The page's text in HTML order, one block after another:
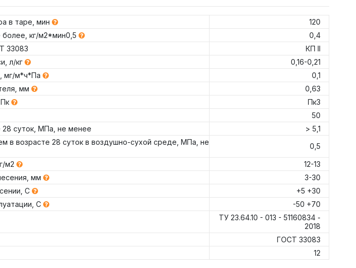
в таре, мин
120
кг/м2*мин0,5
0,4
33083
КП II
л/кг
0,16-0,21
мг/м*ч*Па
0,1
мм
0,63
Пк3
50
28 суток, МПа, не менее
> 5,1
в возрасте 28 суток в воздушно-сухой среде, МПа, не
0,5
м2
12-13
мм
3-30
С
+5 +30
С
-50 +70
ТУ 23.64.10 - 013 - 51160834 -
2018
ГОСТ 33083
12